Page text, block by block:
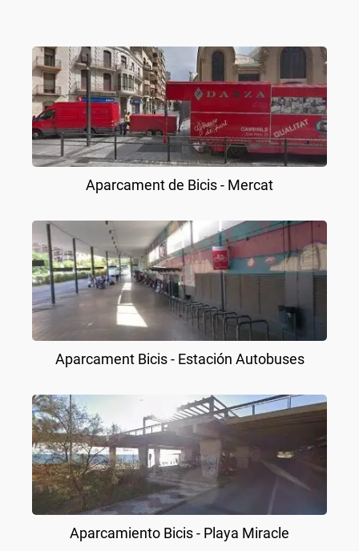
Aparcament de Bicis - Mercat
Aparcament Bicis - Estación Autobuses
Aparcamiento Bicis - Playa Miracle